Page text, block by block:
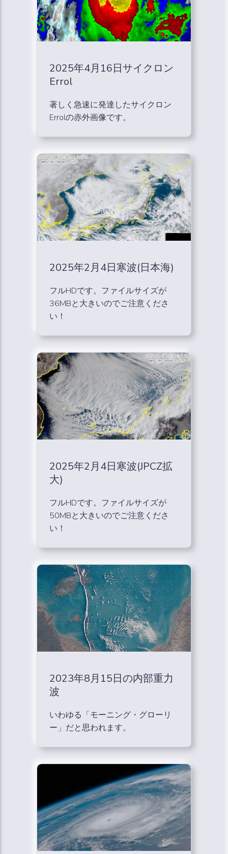
2025年4月16日サイクロン
Errol
著しく急速に発達したサイクロン
Errolの赤外画像です。
2025年2月4日寒波(日本海)
フルHDです。ファイルサイズが
36MBと大きいのでご注意くださ
い！
2025年2月4日寒波(JPCZ拡
大)
フルHDです。ファイルサイズが
50MBと大きいのでご注意くださ
い！
2023年8月15日の内部重力
波
いわゆる「モーニング・グローリ
ー」だと思われます。